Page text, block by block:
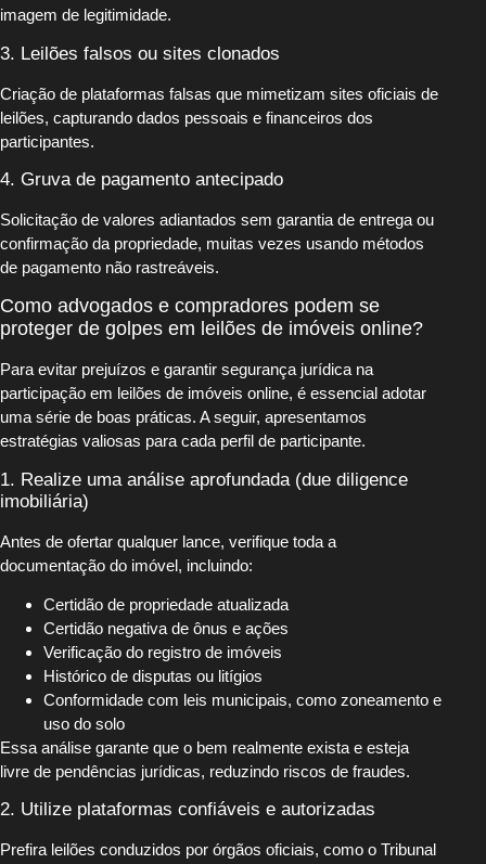
imagem de legitimidade.
3. Leilões falsos ou sites clonados
Criação de plataformas falsas que mimetizam sites oficiais de
leilões, capturando dados pessoais e financeiros dos
participantes.
4. Gruva de pagamento antecipado
Solicitação de valores adiantados sem garantia de entrega ou
confirmação da propriedade, muitas vezes usando métodos
de pagamento não rastreáveis.
Como advogados e compradores podem se
proteger de golpes em leilões de imóveis online?
Para evitar prejuízos e garantir segurança jurídica na
participação em leilões de imóveis online, é essencial adotar
uma série de boas práticas. A seguir, apresentamos
estratégias valiosas para cada perfil de participante.
1. Realize uma análise aprofundada (due diligence
imobiliária)
Antes de ofertar qualquer lance, verifique toda a
documentação do imóvel, incluindo:
Certidão de propriedade atualizada
Certidão negativa de ônus e ações
Verificação do registro de imóveis
Histórico de disputas ou litígios
Conformidade com leis municipais, como zoneamento e
uso do solo
Essa análise garante que o bem realmente exista e esteja
livre de pendências jurídicas, reduzindo riscos de fraudes.
2. Utilize plataformas confiáveis e autorizadas
Prefira leilões conduzidos por órgãos oficiais, como o Tribunal